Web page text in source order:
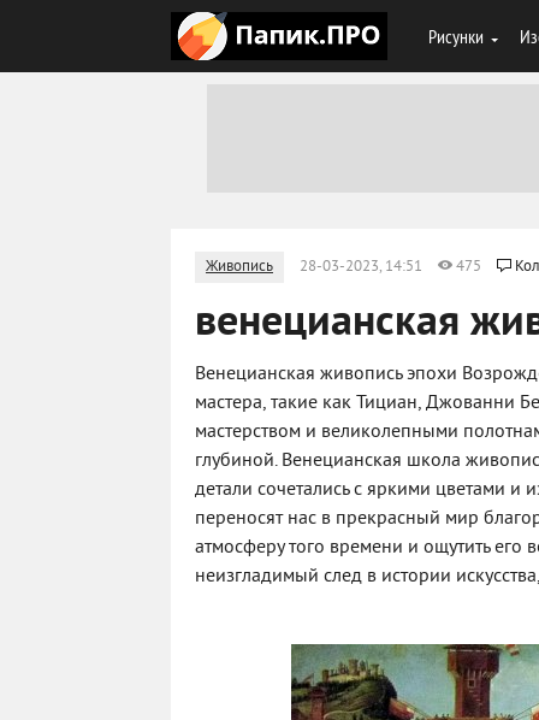
Рисунки
Живопись 28-03-2023, 14:51 475
венецианская
Венецианская живопись эпохи
мастера, такие как Тициан, Джованни
мастерством и великолепными
глубиной. Венецианская школа
детали сочетались с яркими цветами
переносят нас в прекрасный мир
атмосферу того времени и ощутить
неизгладимый след в истории